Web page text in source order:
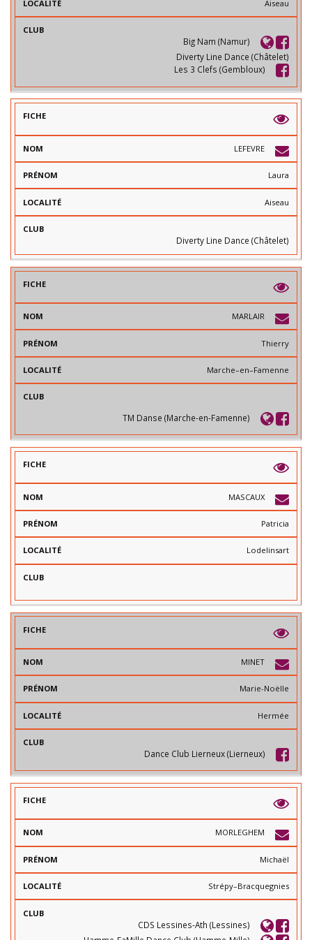
Aiseau
Big Nam (Namur)
Diverty Line Dance (Châtelet)
Les 3 Clefs (Gembloux)
LEFEVRE
Laura
Aiseau
Diverty Line Dance (Châtelet)
MARLAIR
Thierry
Marche–en–Famenne
TM Danse (Marche-en-Famenne)
MASCAUX
Patricia
Lodelinsart
MINET
Marie-Noëlle
Hermée
Dance Club Lierneux (Lierneux)
MORLEGHEM
Michaël
Strépy–Bracquegnies
CDS Lessines-Ath (Lessines)